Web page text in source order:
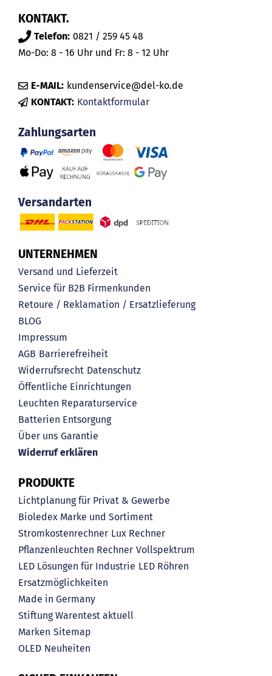
KONTAKT.
Telefon: 0821 / 259 45 48
Mo-Do: 8 - 16 Uhr und Fr: 8 - 12 Uhr
E-MAIL: kundenservice@del-ko.de
KONTAKT: Kontaktformular
Zahlungsarten
Versandarten
UNTERNEHMEN
Versand und Lieferzeit
Service für B2B Firmenkunden
Retoure / Reklamation / Ersatzlieferung
BLOG
Impressum
AGB Barrierefreiheit
Widerrufsrecht Datenschutz
Öffentliche Einrichtungen
Leuchten Reparaturservice
Batterien Entsorgung
Über uns Garantie
Widerruf erklären
PRODUKTE
Lichtplanung für Privat & Gewerbe
Bioledex Marke und Sortiment
Stromkostenrechner Lux Rechner
Pflanzenleuchten Rechner Vollspektrum
LED Lösungen für Industrie LED Röhren
Ersatzmöglichkeiten
Made in Germany
Stiftung Warentest aktuell
Marken Sitemap
OLED Neuheiten